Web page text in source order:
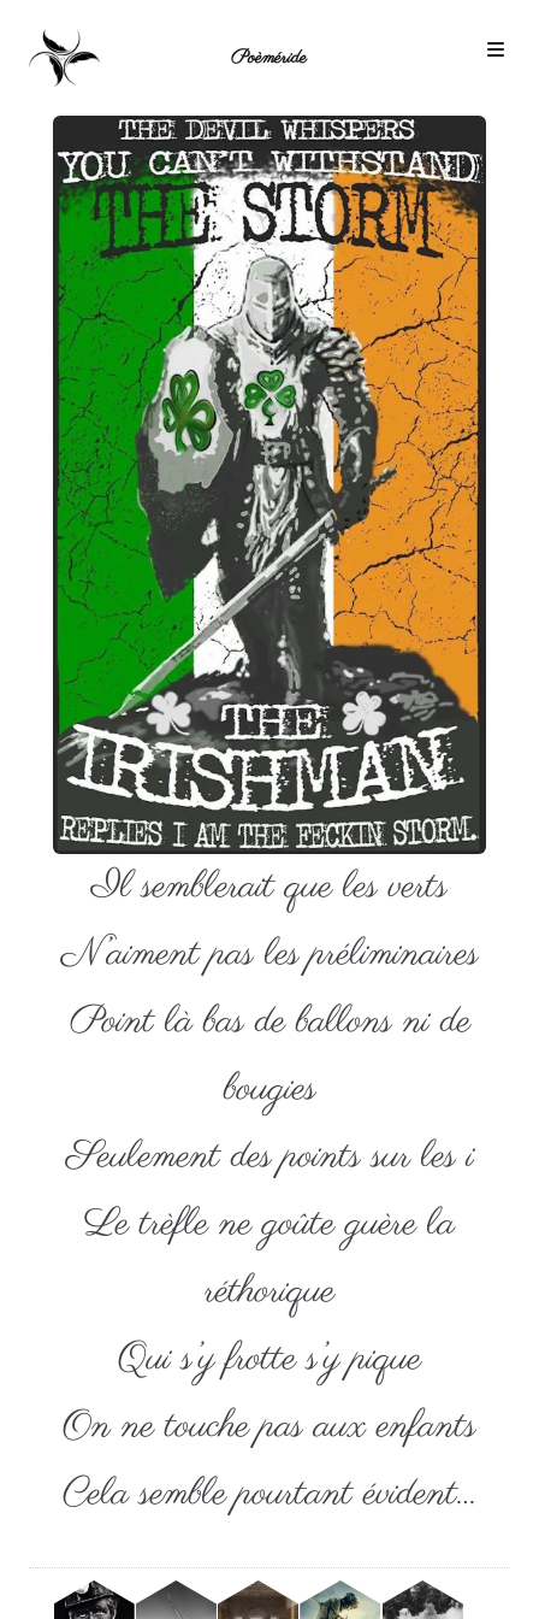
Poèméride
Il semblerait que les verts
N’aiment pas les préliminaires
Point là bas de ballons ni de
bougies
Seulement des points sur les i
Le trèfle ne goûte guère la
réthorique
Qui s’y frotte s’y pique
On ne touche pas aux enfants
Cela semble pourtant évident…